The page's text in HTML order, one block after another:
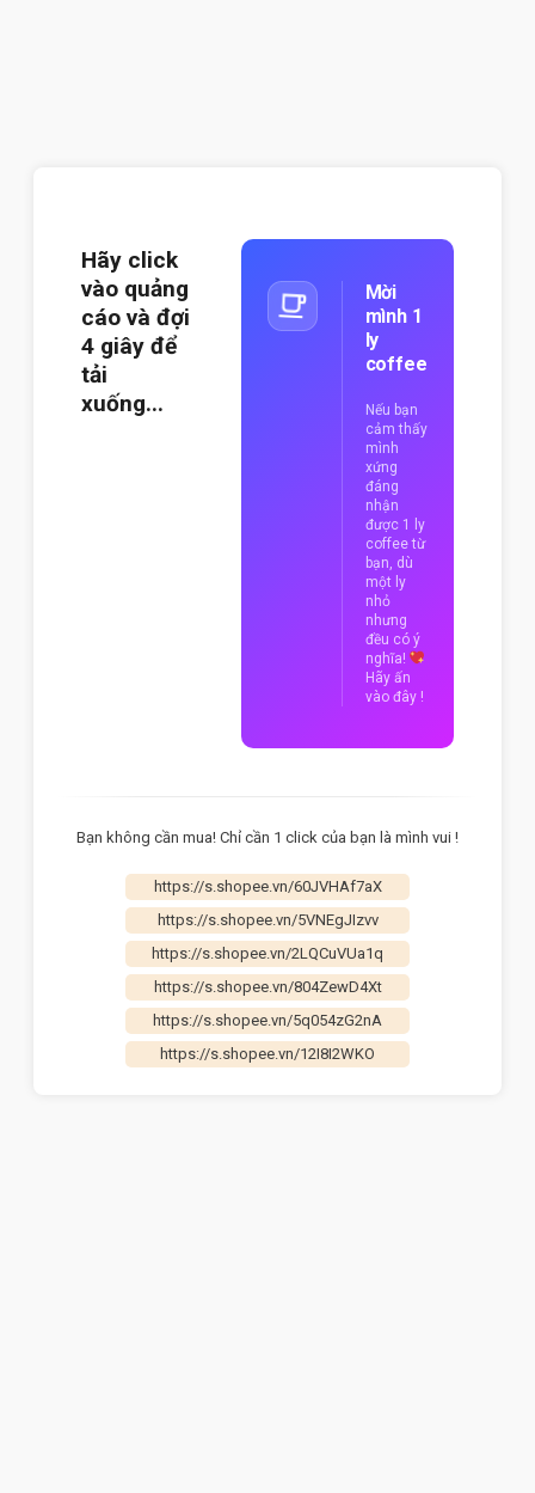
Hãy click
vào quảng
cáo và đợi
3 giây để
tải
xuống...
Mời
mình 1
ly
coffee
Nếu bạn
cảm thấy
mình
xứng
đáng
nhận
được 1 ly
coffee từ
bạn, dù
một ly
nhỏ
nhưng
đều có ý
nghĩa!
Hãy ấn
vào đây !
Bạn không cần mua! Chỉ cần 1 click của bạn là mình vui !
https://s.shopee.vn/60JVHAf7aX
https://s.shopee.vn/5VNEgJIzvv
https://s.shopee.vn/2LQCuVUa1q
https://s.shopee.vn/804ZewD4Xt
https://s.shopee.vn/5q054zG2nA
https://s.shopee.vn/12I8I2WKO